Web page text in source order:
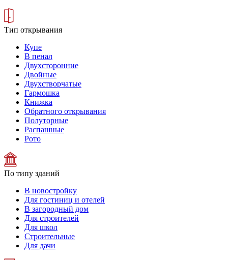
Тип открывания
Купе
В пенал
Двухсторонние
Двойные
Двухстворчатые
Гармошка
Книжка
Обратного открывания
Полуторные
Распашные
Рото
По типу зданий
В новостройку
Для гостиниц и отелей
В загородный дом
Для строителей
Для школ
Строительные
Для дачи